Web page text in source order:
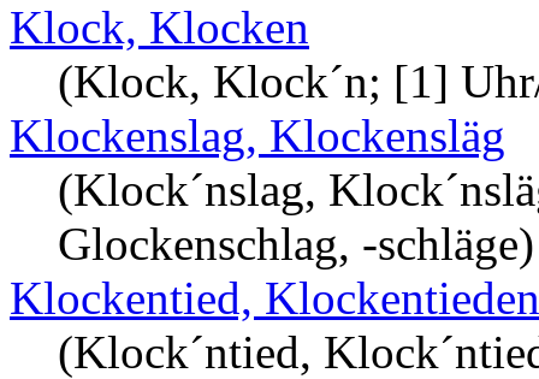
Klock, Klocken
(Klock, Klock´n; [1]
Klockenslag, Klockensläg
(Klock´nslag,
Glockenschlag, -schläge)
Klockentied, Klockentieden
(Klock´ntied,